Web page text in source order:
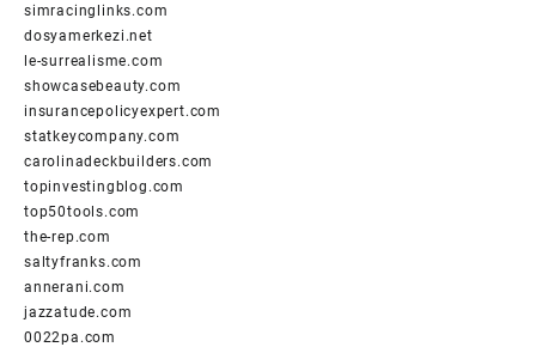
simracinglinks.com
dosyamerkezi.net
le-surrealisme.com
showcasebeauty.com
insurancepolicyexpert.com
statkeycompany.com
carolinadeckbuilders.com
topinvestingblog.com
top50tools.com
the-rep.com
saltyfranks.com
annerani.com
jazzatude.com
0022pa.com